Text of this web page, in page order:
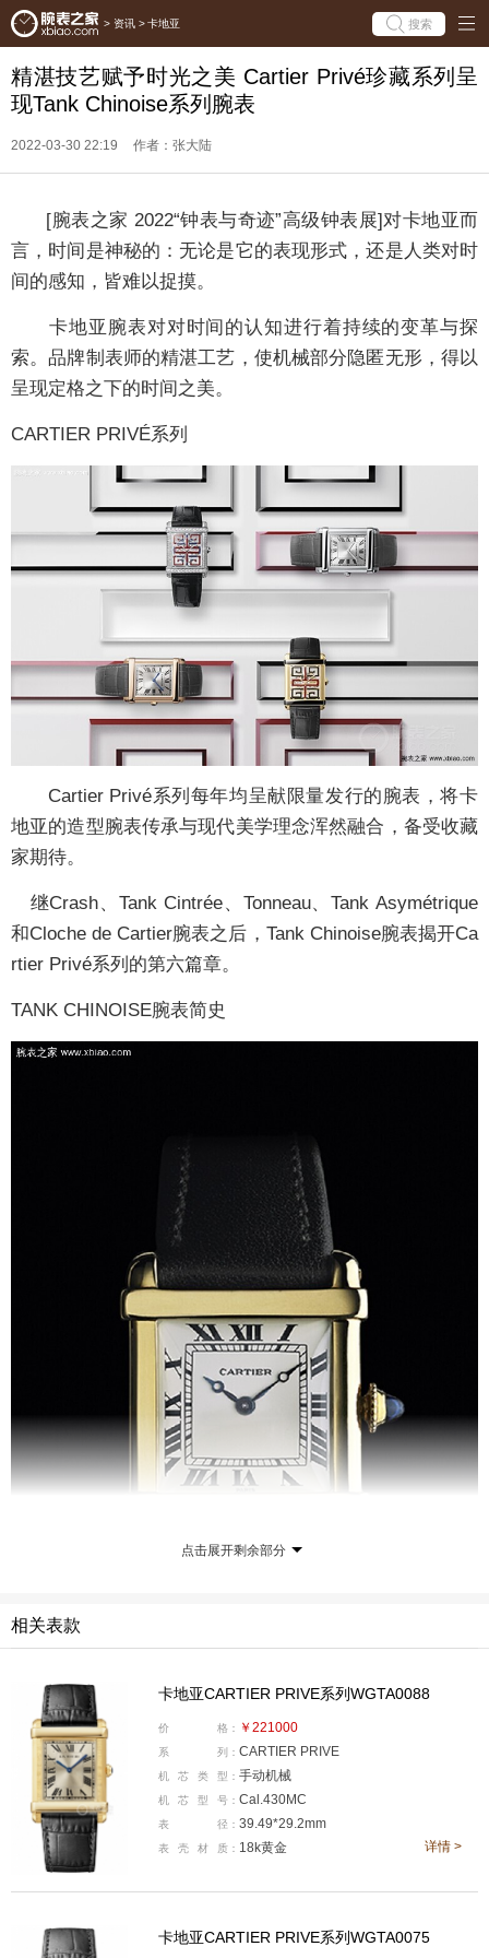
> 资讯 > 卡地亚 搜索
精湛技艺赋予时光之美 Cartier Privé珍藏系列呈
现Tank Chinoise系列腕表
2022-03-30 22:19 作者：张大陆
[腕表之家 2022“钟表与奇迹”高级钟表展]对卡地亚而
言，时间是神秘的：无论是它的表现形式，还是人类对时
间的感知，皆难以捉摸。
卡地亚腕表对对时间的认知进行着持续的变革与探
索。品牌制表师的精湛工艺，使机械部分隐匿无形，得以
呈现定格之下的时间之美。
CARTIER PRIVÉ系列
Cartier Privé系列每年均呈献限量发行的腕表，将卡
地亚的造型腕表传承与现代美学理念浑然融合，备受收藏
家期待。
继Crash、Tank Cintrée、Tonneau、Tank Asymétrique
和Cloche de Cartier腕表之后，Tank Chinoise腕表揭开Ca
rtier Privé系列的第六篇章。
TANK CHINOISE腕表简史
Tank腕表由路易·卡地亚（Louis Cartier）于1917年设
计，并于1919年开始发售，是卡地亚和制表史上的典范之
作。自面世以来，精准的造型和简约的线条令它随着时间
不断演变，散发历久弥新的魅力。
Tank Chinoise腕表于1922年问世，当时路易·卡地亚
点击展开剩余部分
相关表款
卡地亚CARTIER PRIVE系列WGTA0088
价 格： ￥221000
系 列： CARTIER PRIVE
机 芯 类 型： 手动机械
机 芯 型 号： Cal.430MC
表 径： 39.49*29.2mm
表 壳 材 质： 18k黄金 详情 >
卡地亚CARTIER PRIVE系列WGTA0075